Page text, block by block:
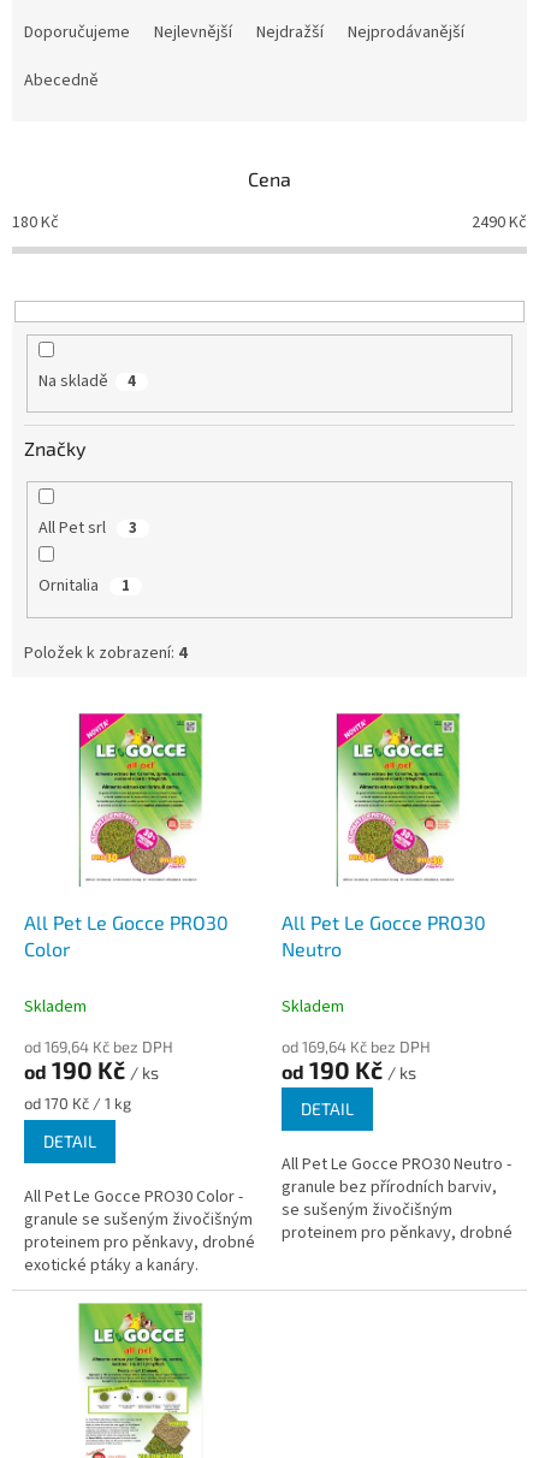
o
d
k
t
Doporučujeme Nejlevnější Nejdražší
Nejprodávanější
Abecedně
Cena
180Kč 2490Kč
Na skladě 4
Značky
All Pet srl 3
Ornitalia 1
Položek k zobrazení: 4
All Pet Le Gocce PRO30
Color
Skladem
od 169,64 Kč bez DPH
od 190 Kč / ks
Měrná
cena:
od 170 Kč / 1 kg
DETAIL
All Pet Le Gocce PRO30 Color -
granule se sušeným živočišným
proteinem pro pěnkavy, drobné
exotické ptáky a kanáry.
All Pet Le Gocce PRO30
Neutro
Skladem
od 169,64 Kč bez DPH
od 190 Kč / ks
DETAIL
All Pet Le Gocce PRO30 Neutro -
granule bez přírodních barviv,
se sušeným živočišným
proteinem pro pěnkavy, drobné